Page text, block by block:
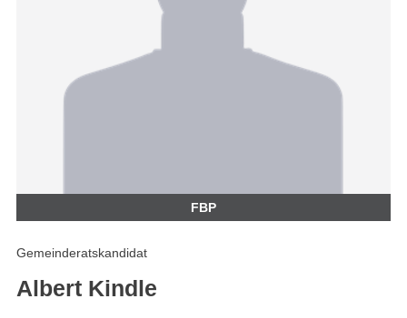
FBP
Gemeinderatskandidat
Albert Kindle